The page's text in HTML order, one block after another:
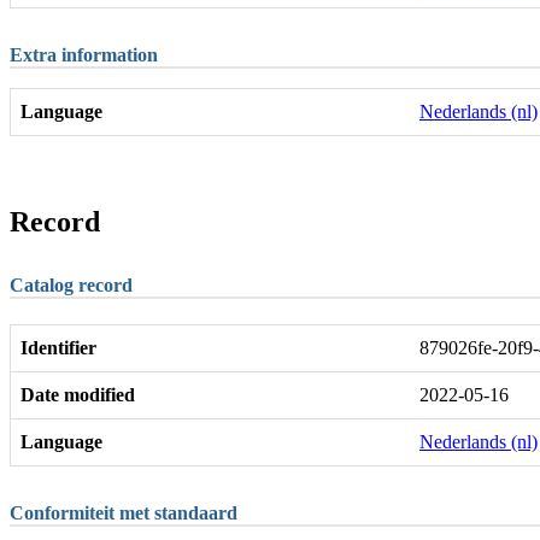
Extra information
Language Nederlands (nl)
Record
Catalog record
Identifier 879026fe-
Date modified 2022-05-16
Language Nederlands (nl)
Conformiteit met standaard